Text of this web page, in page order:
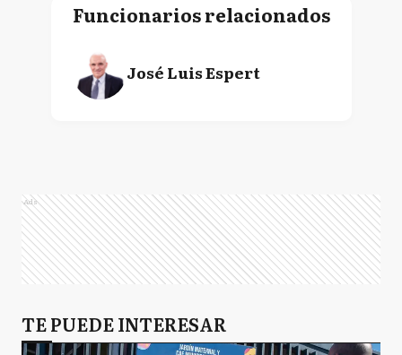
Funcionarios relacionados
José Luis Espert
Ads
TE PUEDE INTERESAR